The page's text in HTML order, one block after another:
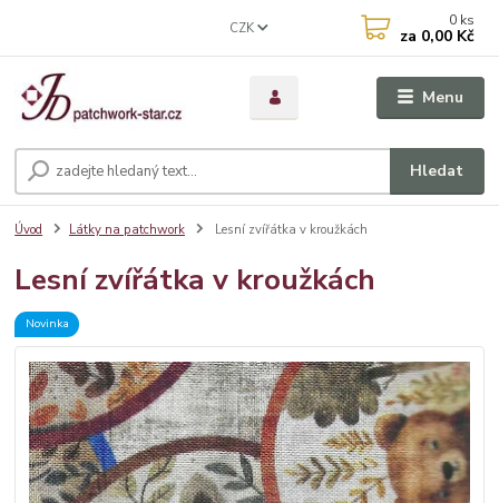
Menu
CZK
Hledat
0 ks
za 0,00 Kč
Úvod Látky na patchwork Lesní zvířátka v kroužkách
Lesní zvířátka v kroužkách
Novinka